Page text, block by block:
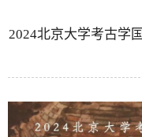
2024北京大学考古学